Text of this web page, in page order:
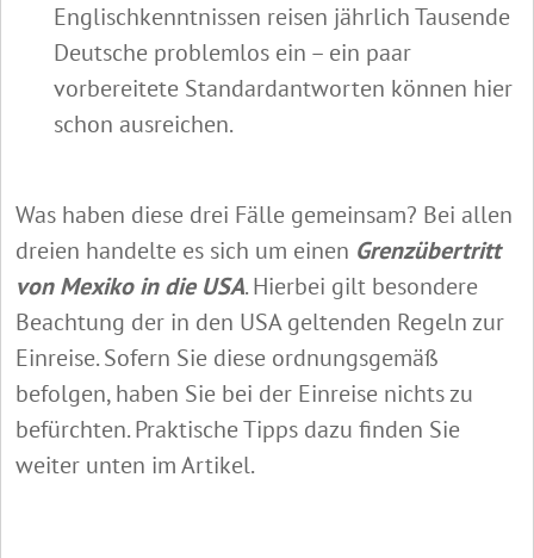
Englischkenntnissen reisen jährlich Tausende
Deutsche problemlos ein – ein paar
vorbereitete Standardantworten können hier
schon ausreichen.
Was haben diese drei Fälle gemeinsam? Bei allen
dreien handelte es sich um einen Grenzübertritt
von Mexiko in die USA. Hierbei gilt besondere
Beachtung der in den USA geltenden Regeln zur
Einreise. Sofern Sie diese ordnungsgemäß
befolgen, haben Sie bei der Einreise nichts zu
befürchten. Praktische Tipps dazu finden Sie
weiter unten im Artikel.